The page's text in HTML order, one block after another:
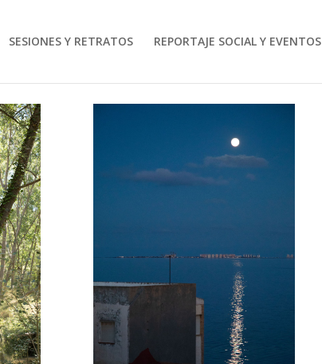
SESIONES Y RETRATOS REPORTAJE SOCIAL Y EVENTOS